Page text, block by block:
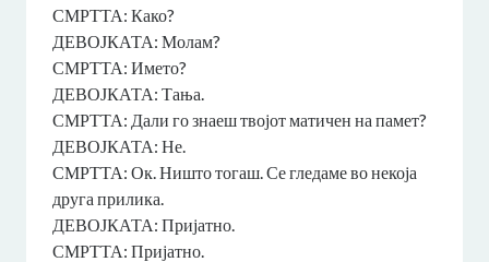
СМРТТА: Како?
ДЕВОЈКАТА: Молам?
СМРТТА: Името?
ДЕВОЈКАТА: Тања.
СМРТТА: Дали го знаеш твојот матичен на памет?
ДЕВОЈКАТА: Не.
СМРТТА: Ок. Ништо тогаш. Се гледаме во некоја
друга прилика.
ДЕВОЈКАТА: Пријатно.
СМРТТА: Пријатно.